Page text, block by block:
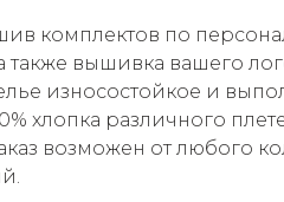
комплектов по
вышивка вашего
износостойкое и
хлопка различного
возможен от любого